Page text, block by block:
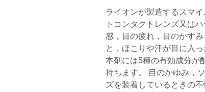
ライオンが製造するスマ
トコンタクトレンズ又は
感，目の疲れ，目のかす
と，ほこりや汗が目に入
本剤には5種の有効成分が
持ちます。 目のかゆみ，
ズを装着しているときの